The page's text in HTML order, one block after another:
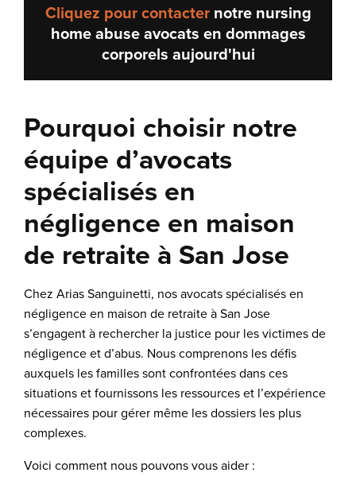
Cliquez pour contacternotre nursing
home abuse avocats en dommages
corporels aujourd'hui
Pourquoi choisir notre
équipe d’avocats
spécialisés en
négligence en maison
de retraite à San Jose
Chez Arias Sanguinetti, nos avocats spécialisés en
négligence en maison de retraite à San Jose
s’engagent à rechercher la justice pour les victimes de
négligence et d’abus. Nous comprenons les défis
auxquels les familles sont confrontées dans ces
situations et fournissons les ressources et l’expérience
nécessaires pour gérer même les dossiers les plus
complexes.
Voici comment nous pouvons vous aider :